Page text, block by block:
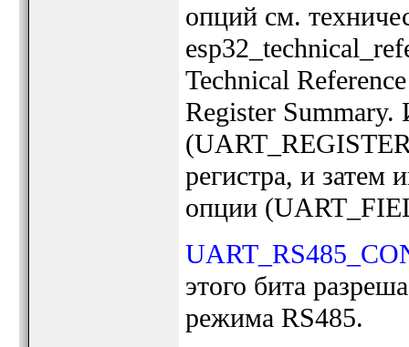
опций см.
Technical
Register Summary.
регистра, и затем
опции
этого бита
режима RS485.